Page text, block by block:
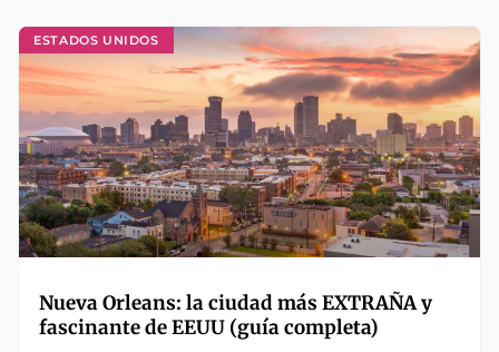
ESTADOS UNIDOS
Nueva Orleans: la ciudad más EXTRAÑA y
fascinante de EEUU (guía completa)